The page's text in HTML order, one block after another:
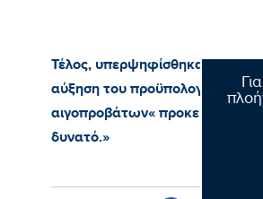
Τέλος, υπερψηφίσθηκαν από
αύξηση του προϋπολογισμού
αιγοπροβάτων« προκειμένου να
δυνατό.»